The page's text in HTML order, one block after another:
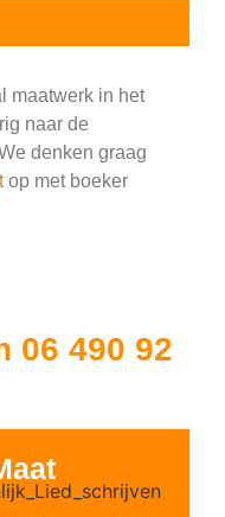
maatwerk in het
naar de
denken graag
op met boeker
06 490 92